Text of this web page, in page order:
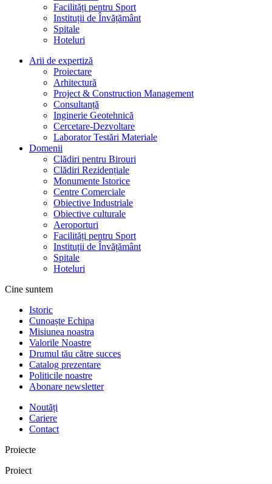
Facilități pentru Sport
Instituții de Învățământ
Spitale
Hoteluri
Arii de expertiză
Proiectare
Arhitectură
Project & Construction Management
Consultanță
Inginerie Geotehnică
Cercetare-Dezvoltare
Laborator Testări Materiale
Domenii
Clădiri pentru Birouri
Clădiri Rezidențiale
Monumente Istorice
Centre Comerciale
Obiective Industriale
Obiective culturale
Aeroporturi
Facilități pentru Sport
Instituții de Învățământ
Spitale
Hoteluri
Cine suntem
Istoric
Cunoaște Echipa
Misiunea noastra
Valorile Noastre
Drumul tău către succes
Catalog prezentare
Politicile noastre
Abonare newsletter
Noutăți
Cariere
Contact
Proiecte
Proiect